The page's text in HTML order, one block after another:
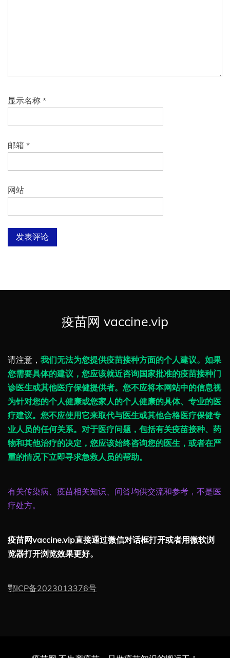
显示名称 *
邮箱 *
网站
疫苗网 vaccine.vip
请注意， 我们无法为您提供疫苗接种方面的个人建议。如果
您需要具体的建议，您应该就近咨询国家批准的疫苗接种门
诊医生或其他医疗保健提供者。您不应将本网站中的信息视
为针对您的个人健康或您家人的个人健康的具体、专业的医
疗建议。您不应使用它来取代与医生或其他合格医疗保健专
业人员的任何关系。对于医疗问题，包括有关疫苗接种、药
物和其他治疗的决定，您应该始终咨询您的医生，或者在严
重的情况下立即寻求急救人员的帮助。
有关传染病、疫苗相关知识、问答均供交流和参考，不是医
疗处方。
疫苗网vaccine.vip直接通过微信对话框打开或者用微软浏
览器打开浏览效果更好。
鄂ICP备2023013376号